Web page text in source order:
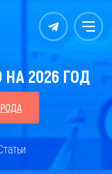
Контакты Меню
2026 ГОД